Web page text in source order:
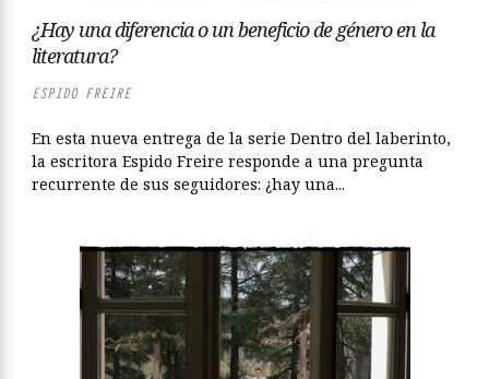
¿Hay una diferencia o un beneficio de género en la
literatura?
ESPIDO FREIRE
En esta nueva entrega de la serie Dentro del laberinto,
la escritora Espido Freire responde a una pregunta
recurrente de sus seguidores: ¿hay una...